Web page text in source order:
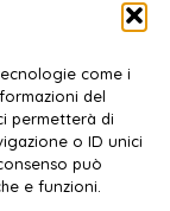
come i
del
permetterà di
o ID unici
può
e funzioni.
®